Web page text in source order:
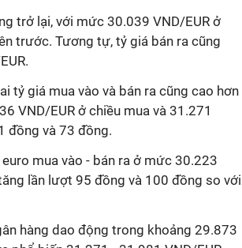
trở lại, với mức 30.039 VND/EUR ở
trước. Tương tự, tỷ giá bán ra cũng
tỷ giá mua vào và bán ra cũng cao hơn
VND/EUR ở chiều mua và 31.271
đồng và 73 đồng.
mua vào - bán ra ở mức 30.223
lần lượt 95 đồng và 100 đồng so với
hàng dao động trong khoảng 29.873